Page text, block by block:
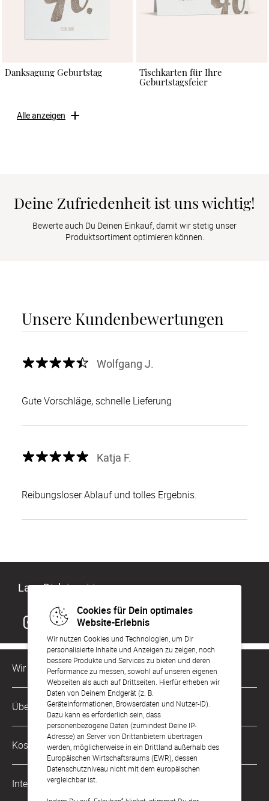
Cookies für Dein optimales
Website-Erlebnis
Wir nutzen Cookies und Technologien, um Dir
personalisierte Inhalte und Anzeigen zu zeigen, noch
bessere Produkte und Services zu bieten und deren
Performance zu messen, sowohl auf unseren eigenen
Webseiten als auch auf Drittseiten. Hierfür erheben wir
Daten von Deinem Endgerät (z. B.
Geräteinformationen, Browserdaten und Nutzer-ID).
Dazu kann es erforderlich sein, dass
personenbezogene Daten (zumindest Deine IP-
Adresse) an Server von Drittanbietern übertragen
werden, möglicherweise in ein Drittland außerhalb des
Europäischen Wirtschaftsraums (EWR), dessen
Datenschutzniveau nicht mit dem europäischen
vergleichbar ist.
Danksagung Geburtstag
Tischkarten für Ihre
Geburtstagsfeier
Alle anzeigen
Deine Zufriedenheit ist uns wichtig!
Bewerte auch Du Deinen Einkauf, damit wir stetig unser
Produktsortiment optimieren können.
Unsere Kundenbewertungen
Wolfgang J.
Gute Vorschläge, schnelle Lieferung
Katja F.
Reibungsloser Ablauf und tolles Ergebnis.
Lass Dich inspirieren
Wir sind für Dich da
Kundenservice-Hotline
0221 956 725 10
Mo. - Fr. von 9 bis 17 Uhr
kontakt@sendmoments.de
Über Uns
Philosophie
Karriere
Impressum
Kostenlose Services
Musterkarten
Digitale Fotoalben
International